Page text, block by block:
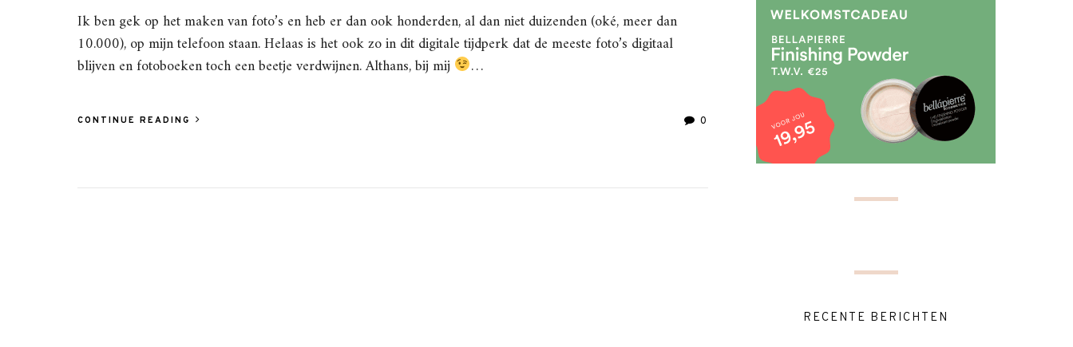
Ik ben gek op het maken van foto’s en heb er dan ook honderden, al dan niet duizenden (oké, meer dan
10.000), op mijn telefoon staan. Helaas is het ook zo in dit digitale tijdperk dat de meeste foto’s digitaal
blijven en fotoboeken toch een beetje verdwijnen. Althans, bij mij
…
CONTINUE READING 0
RECENTE BERICHTEN